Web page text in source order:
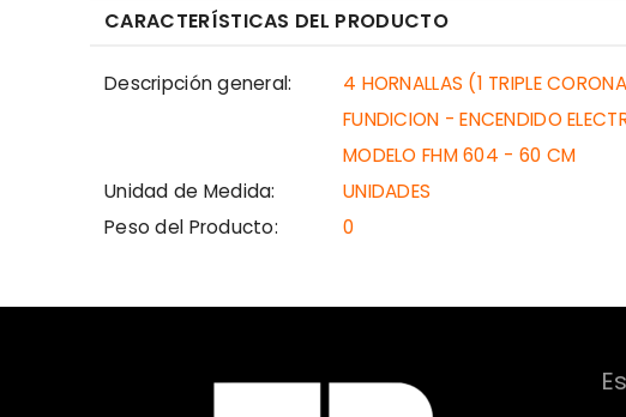
CARACTERÍSTICAS DEL PRODUCTO
Descripción general:
4 HORNALLAS (1 TRIPLE
FUNDICION - ENCENDIDO
MODELO FHM 604 - 60 CM
Unidad de Medida: UNIDADES
Peso del Producto:
0